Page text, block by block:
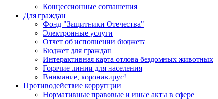
Концессионные соглашения
Для граждан
Фонд "Защитники Отечества"
Электронные услуги
Отчет об исполнении бюджета
Бюджет для граждан
Интерактивная карта отлова бездомных животных
Горячие линии для населения
Внимание, коронавирус!
Противодействие коррупции
Нормативные правовые и иные акты в сфере